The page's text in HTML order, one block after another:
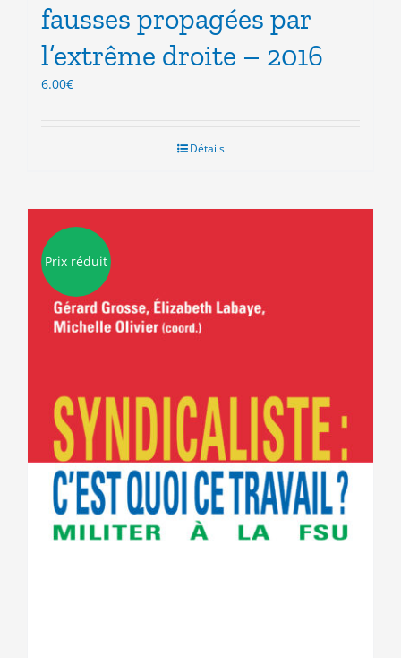
fausses propagées par
l’extrême droite – 2016
6.00€
Détails
Prix réduit